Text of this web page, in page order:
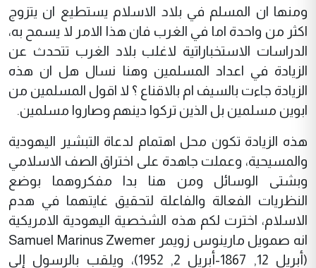
ومنها ان المسلم في بلاد الاسلام يستطيع ان يتزوج
اكثر من واحدة اما في الغرب فان هذا الامر لا يسمح به،
الدراسات الاستخباراتية لاغلب بلاد الغرب تتحدث عن
الزيادة في اعداد المسلمين وهنا نسال هل ان هذه
الزيادة جاءت بالسيف ام بالاقناع ؟ لا اقول المسلمين من
ابوين مسلمين بل الذين تركوا دينهم وصاروا مسلمين.
هذه الزيادة تكون محل اهتمام لدعاة التبشير اليهودية
والمسيحية، وعملت جاهدة على اختراق الصف الاسلامي
وبشتى الوسائل ومن هنا بدا مفكروهما بوضع
النظريات الفعالة والفاعلة لتحقيق غايتهما في هدم
الاسلام، اخترت لكم هذه الشخصية اليهودية الامريكية
انه صمويل مارينوس زويمر Samuel Marinus Zwemer
(أبريل 12, 1867-أبريل 2, 1952)، ويلقب بالرسول إلى